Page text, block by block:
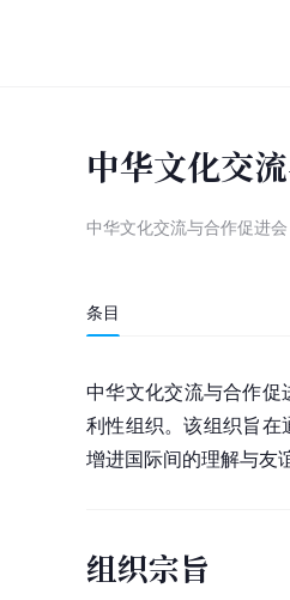
中华文化交
中华文化交流与合作促进会
条目
中华文化交流与合作促
利性组织。该组织旨
增进国际间的理解与友
组织宗旨